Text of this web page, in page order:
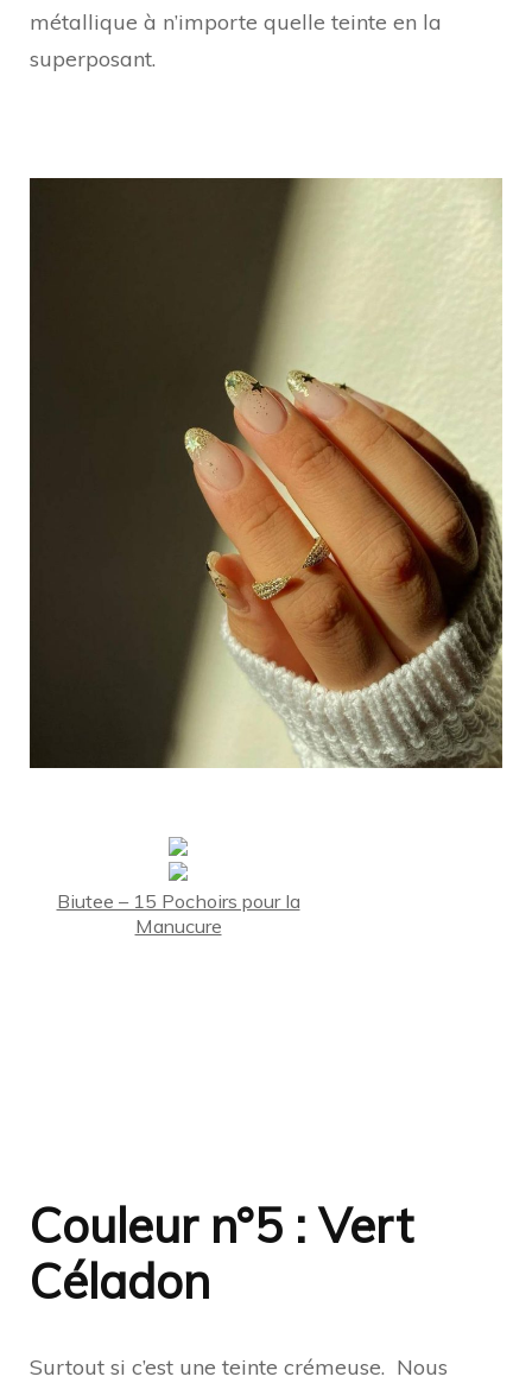
métallique à n’importe quelle teinte en la
superposant.
Biutee – 15 Pochoirs pour la
Manucure
Couleur n°5 : Vert
Céladon
Surtout si c’est une teinte crémeuse. Nous